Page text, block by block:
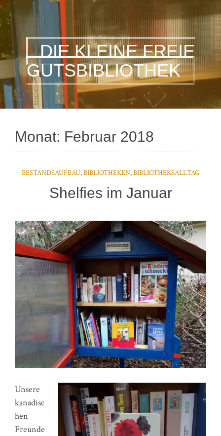
DIE KLEINE FREIE
GUTSBIBLIOTHEK
Monat: Februar 2018
BESTANDSAUFBAU,BIBLIOTHEKEN,BIBLIOTHEKSALLTAG
Shelfies im Januar
Unsere
kanadisc
hen
Freunde